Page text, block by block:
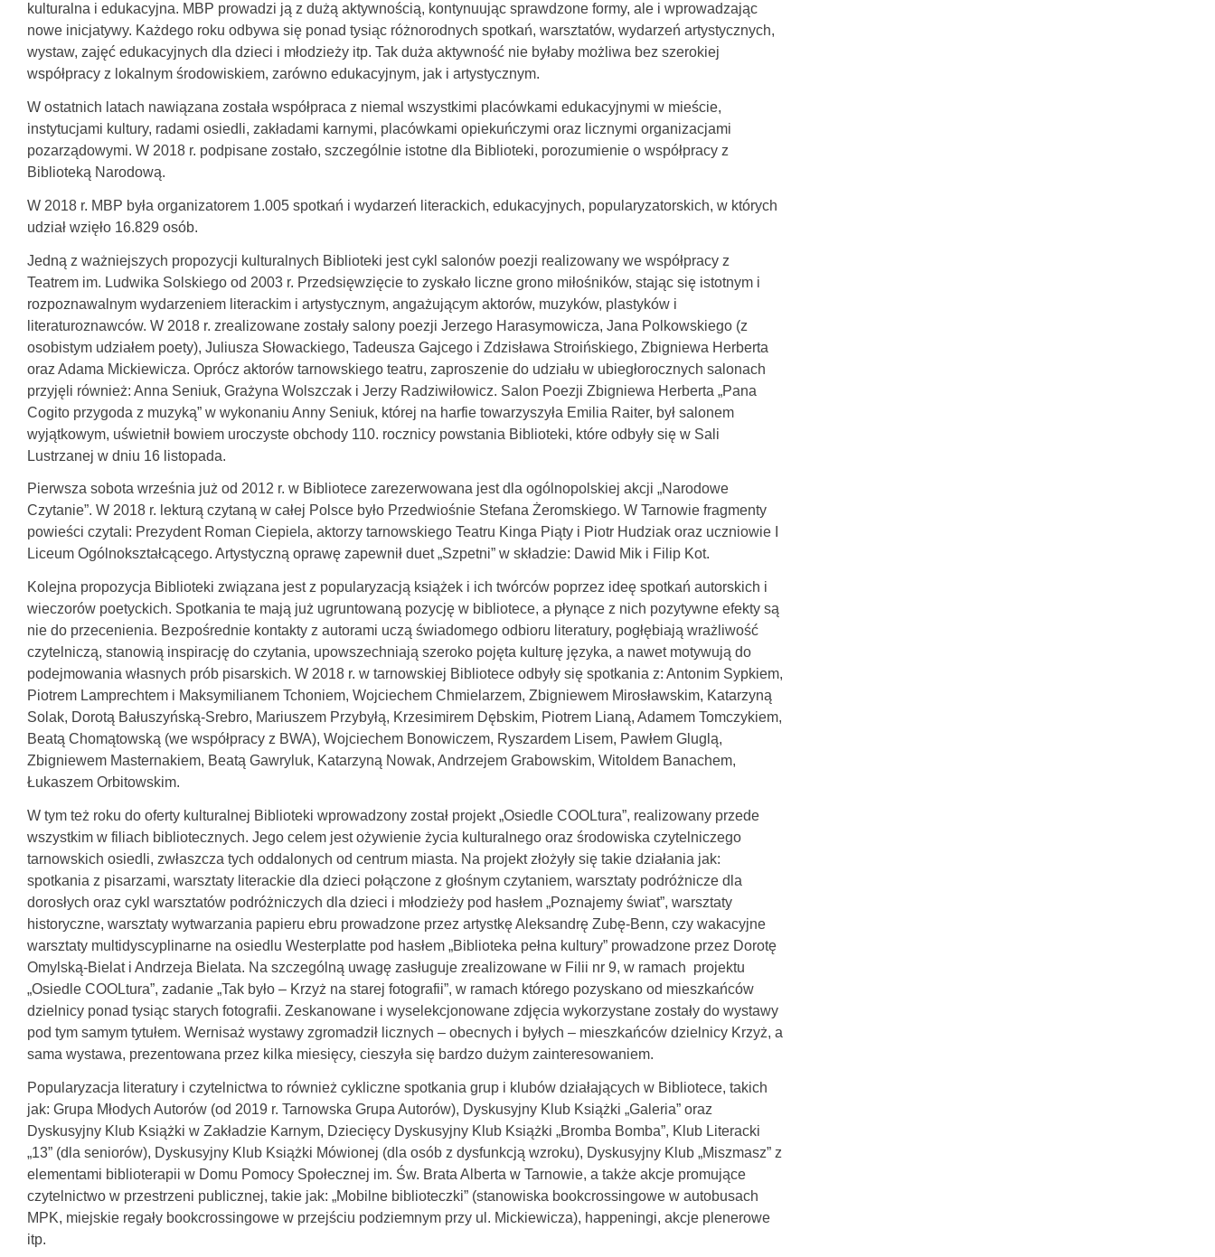
kulturalna i edukacyjna. MBP prowadzi ją z dużą aktywnością, kontynuując sprawdzone formy, ale i wprowadzając
nowe inicjatywy. Każdego roku odbywa się ponad tysiąc różnorodnych spotkań, warsztatów, wydarzeń artystycznych,
wystaw, zajęć edukacyjnych dla dzieci i młodzieży itp. Tak duża aktywność nie byłaby możliwa bez szerokiej
współpracy z lokalnym środowiskiem, zarówno edukacyjnym, jak i artystycznym.
W ostatnich latach nawiązana została współpraca z niemal wszystkimi placówkami edukacyjnymi w mieście,
instytucjami kultury, radami osiedli, zakładami karnymi, placówkami opiekuńczymi oraz licznymi organizacjami
pozarządowymi. W 2018 r. podpisane zostało, szczególnie istotne dla Biblioteki, porozumienie o współpracy z
Biblioteką Narodową.
W 2018 r. MBP była organizatorem 1.005 spotkań i wydarzeń literackich, edukacyjnych, popularyzatorskich, w których
udział wzięło 16.829 osób.
Jedną z ważniejszych propozycji kulturalnych Biblioteki jest cykl salonów poezji realizowany we współpracy z
Teatrem im. Ludwika Solskiego od 2003 r. Przedsięwzięcie to zyskało liczne grono miłośników, stając się istotnym i
rozpoznawalnym wydarzeniem literackim i artystycznym, angażującym aktorów, muzyków, plastyków i
literaturoznawców. W 2018 r. zrealizowane zostały salony poezji Jerzego Harasymowicza, Jana Polkowskiego (z
osobistym udziałem poety), Juliusza Słowackiego, Tadeusza Gajcego i Zdzisława Stroińskiego, Zbigniewa Herberta
oraz Adama Mickiewicza. Oprócz aktorów tarnowskiego teatru, zaproszenie do udziału w ubiegłorocznych salonach
przyjęli również: Anna Seniuk, Grażyna Wolszczak i Jerzy Radziwiłowicz. Salon Poezji Zbigniewa Herberta „Pana
Cogito przygoda z muzyką” w wykonaniu Anny Seniuk, której na harfie towarzyszyła Emilia Raiter, był salonem
wyjątkowym, uświetnił bowiem uroczyste obchody 110. rocznicy powstania Biblioteki, które odbyły się w Sali
Lustrzanej w dniu 16 listopada.
Pierwsza sobota września już od 2012 r. w Bibliotece zarezerwowana jest dla ogólnopolskiej akcji „Narodowe
Czytanie”. W 2018 r. lekturą czytaną w całej Polsce było Przedwiośnie Stefana Żeromskiego. W Tarnowie fragmenty
powieści czytali: Prezydent Roman Ciepiela, aktorzy tarnowskiego Teatru Kinga Piąty i Piotr Hudziak oraz uczniowie I
Liceum Ogólnokształcącego. Artystyczną oprawę zapewnił duet „Szpetni” w składzie: Dawid Mik i Filip Kot.
Kolejna propozycja Biblioteki związana jest z popularyzacją książek i ich twórców poprzez ideę spotkań autorskich i
wieczorów poetyckich. Spotkania te mają już ugruntowaną pozycję w bibliotece, a płynące z nich pozytywne efekty są
nie do przecenienia. Bezpośrednie kontakty z autorami uczą świadomego odbioru literatury, pogłębiają wrażliwość
czytelniczą, stanowią inspirację do czytania, upowszechniają szeroko pojęta kulturę języka, a nawet motywują do
podejmowania własnych prób pisarskich. W 2018 r. w tarnowskiej Bibliotece odbyły się spotkania z: Antonim Sypkiem,
Piotrem Lamprechtem i Maksymilianem Tchoniem, Wojciechem Chmielarzem, Zbigniewem Mirosławskim, Katarzyną
Solak, Dorotą Bałuszyńską-Srebro, Mariuszem Przybyłą, Krzesimirem Dębskim, Piotrem Lianą, Adamem Tomczykiem,
Beatą Chomątowską (we współpracy z BWA), Wojciechem Bonowiczem, Ryszardem Lisem, Pawłem Gluglą,
Zbigniewem Masternakiem, Beatą Gawryluk, Katarzyną Nowak, Andrzejem Grabowskim, Witoldem Banachem,
Łukaszem Orbitowskim.
W tym też roku do oferty kulturalnej Biblioteki wprowadzony został projekt „Osiedle COOLtura”, realizowany przede
wszystkim w filiach bibliotecznych. Jego celem jest ożywienie życia kulturalnego oraz środowiska czytelniczego
tarnowskich osiedli, zwłaszcza tych oddalonych od centrum miasta. Na projekt złożyły się takie działania jak:
spotkania z pisarzami, warsztaty literackie dla dzieci połączone z głośnym czytaniem, warsztaty podróżnicze dla
dorosłych oraz cykl warsztatów podróżniczych dla dzieci i młodzieży pod hasłem „Poznajemy świat”, warsztaty
historyczne, warsztaty wytwarzania papieru ebru prowadzone przez artystkę Aleksandrę Zubę-Benn, czy wakacyjne
warsztaty multidyscyplinarne na osiedlu Westerplatte pod hasłem „Biblioteka pełna kultury” prowadzone przez Dorotę
Omylską-Bielat i Andrzeja Bielata. Na szczególną uwagę zasługuje zrealizowane w Filii nr 9, w ramach projektu
„Osiedle COOLtura”, zadanie „Tak było – Krzyż na starej fotografii”, w ramach którego pozyskano od mieszkańców
dzielnicy ponad tysiąc starych fotografii. Zeskanowane i wyselekcjonowane zdjęcia wykorzystane zostały do wystawy
pod tym samym tytułem. Wernisaż wystawy zgromadził licznych – obecnych i byłych – mieszkańców dzielnicy Krzyż, a
sama wystawa, prezentowana przez kilka miesięcy, cieszyła się bardzo dużym zainteresowaniem.
Popularyzacja literatury i czytelnictwa to również cykliczne spotkania grup i klubów działających w Bibliotece, takich
jak: Grupa Młodych Autorów (od 2019 r. Tarnowska Grupa Autorów), Dyskusyjny Klub Książki „Galeria” oraz
Dyskusyjny Klub Książki w Zakładzie Karnym, Dziecięcy Dyskusyjny Klub Książki „Bromba Bomba”, Klub Literacki
„13” (dla seniorów), Dyskusyjny Klub Książki Mówionej (dla osób z dysfunkcją wzroku), Dyskusyjny Klub „Miszmasz” z
elementami biblioterapii w Domu Pomocy Społecznej im. Św. Brata Alberta w Tarnowie, a także akcje promujące
czytelnictwo w przestrzeni publicznej, takie jak: „Mobilne biblioteczki” (stanowiska bookcrossingowe w autobusach
MPK, miejskie regały bookcrossingowe w przejściu podziemnym przy ul. Mickiewicza), happeningi, akcje plenerowe
itp.